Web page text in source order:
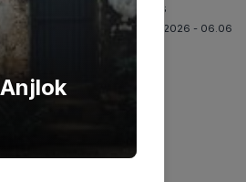
Panas
09-08-2026 - 06.06